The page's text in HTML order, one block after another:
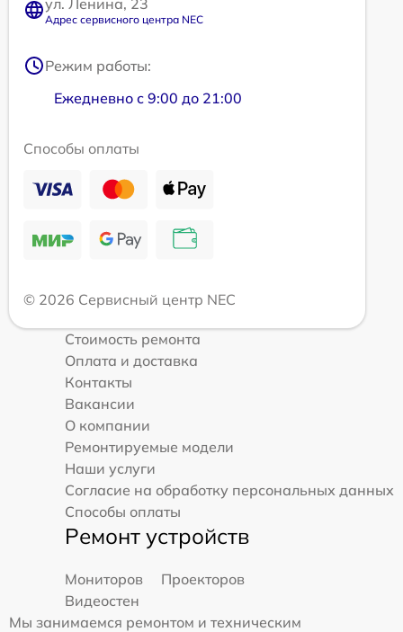
Адрес сервисного центра NEC
Режим работы:
Ежедневно с 9:00 до 21:00
Способы оплаты
© 2026 Сервисный центр NEC
Стоимость ремонта
Оплата и доставка
Контакты
Вакансии
О компании
Ремонтируемые модели
Наши услуги
Согласие на обработку персональных данных
Способы оплаты
Ремонт устройств
Мониторов
Проекторов
Видеостен
Мы занимаемся ремонтом и техническим